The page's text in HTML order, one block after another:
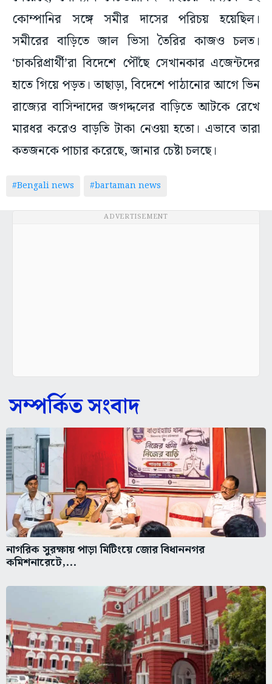
কোম্পানির সঙ্গে সমীর দাসের পরিচয় হয়েছিল।
সমীরের বাড়িতে জাল ভিসা তৈরির কাজও চলত।
‘চাকরিপ্রার্থী’রা বিদেশে পৌঁছে সেখানকার এজেন্টদের
হাতে গিয়ে পড়ত। তাছাড়া, বিদেশে পাঠানোর আগে ভিন
রাজ্যের বাসিন্দাদের জগদ্দলের বাড়িতে আটকে রেখে
মারধর করেও বাড়তি টাকা নেওয়া হতো। এভাবে তারা
কতজনকে পাচার করেছে, জানার চেষ্টা চলছে।
#Bengali news #bartaman news
ADVERTISEMENT
সম্পর্কিত সংবাদ
নাগরিক সুরক্ষায় পাড়া মিটিংয়ে জোর বিধাননগর
কমিশনারেটে,...